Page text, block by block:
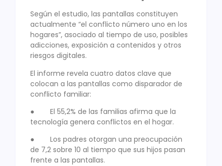
Según el estudio, las pantallas constituyen
actualmente “el conflicto número uno en los
hogares”, asociado al tiempo de uso, posibles
adicciones, exposición a contenidos y otros
riesgos digitales.
El informe revela cuatro datos clave que
colocan a las pantallas como disparador de
conflicto familiar:
● El 55,2% de las familias afirma que la
tecnología genera conflictos en el hogar.
● Los padres otorgan una preocupación
de 7,2 sobre 10 al tiempo que sus hijos pasan
frente a las pantallas.